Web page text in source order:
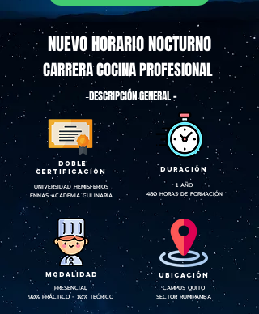
NUEVO HORARIO NOCTURNO
CARRERA COCINA PROFESIONAL
-DESCRIPCIÓN GENERAL-
DOBLE
CERTIFICACIÓN
UNIVERSIDAD HEMISFERIOS
ENNAS ACADEMIA CULINARIA
MODALIDAD
PRESENCIAL
90% PRÁCTICO - 10% TEÓRICO
DURACIÓN
1 AÑO
480 HORAS DE FORMACIÓN
UBICACIÓN
CAMPUS QUITO
SECTOR RUMIPAMBA